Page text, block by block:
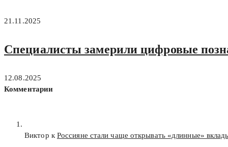
21.11.2025
Специалисты замерили цифровые
12.08.2025
Комментарии
Виктор к Россияне стали чаще открывать «длинные»